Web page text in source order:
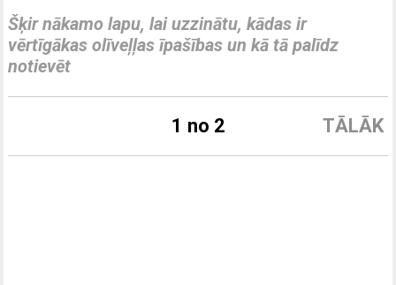
Šķir nākamo lapu, lai uzzinātu, kādas ir
vērtīgākas olīveļļas īpašības un kā tā palīdz
notievēt
TĀLĀK
1 no 2